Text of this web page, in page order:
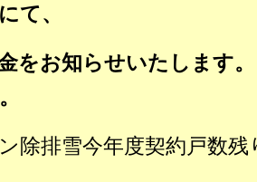
て、
をお知らせいたします
除排雪今年度契約戸数